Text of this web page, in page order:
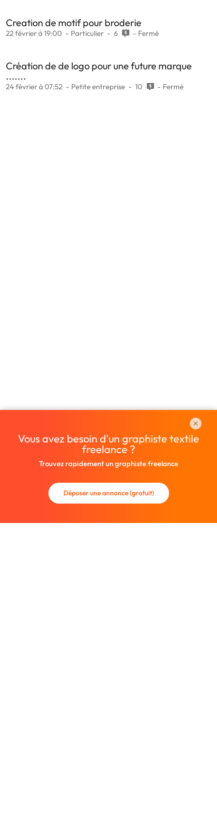
Creation de motif pour broderie
22 février à 19:00 Particulier 6 Fermé
Création de de logo pour une future marque
.......
24 février à 07:52 Petite entreprise 10 Fermé
Vous avez besoin d'un graphiste textile
freelance ?
Trouvez rapidement un graphiste freelance
Déposer une annonce (gratuit)